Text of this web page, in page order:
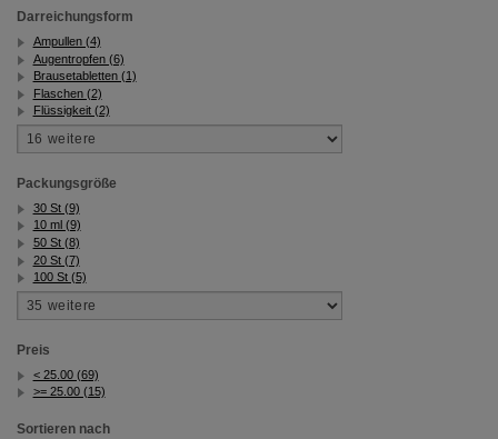
Darreichungsform
Ampullen (4)
Augentropfen (6)
Brausetabletten (1)
Flaschen (2)
Flüssigkeit (2)
Packungsgröße
30 St (9)
10 ml (9)
50 St (8)
20 St (7)
100 St (5)
Preis
< 25.00 (69)
>= 25.00 (15)
Sortieren nach